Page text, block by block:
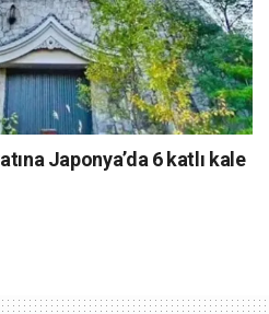
Japonya’da 6 katlı kale